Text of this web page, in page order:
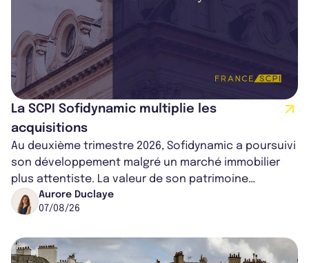
La SCPI Sofidynamic multiplie les
acquisitions
Au deuxième trimestre 2026, Sofidynamic a poursuivi
son développement malgré un marché immobilier
plus attentiste. La valeur de son patrimoine
progresse de 3,8% à périmètre constan...
Aurore Duclaye
07/08/26